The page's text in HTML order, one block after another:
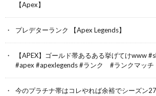
【Apex】
プレデターランク 【Apex Legends】
【APEX】ゴールド帯あるある挙げてけwww
#apex #apexlegends #ランク #ランクマッチ
今のプラチナ帯はコレやれば余裕でシーズン